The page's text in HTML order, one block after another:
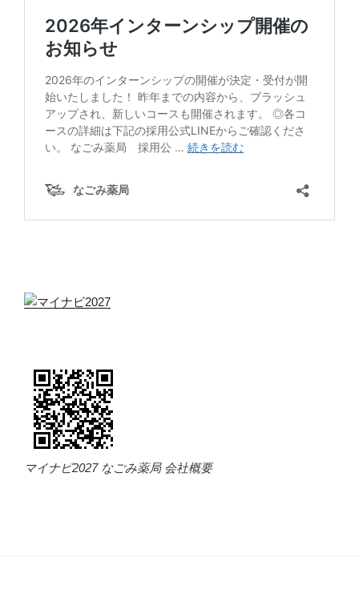
マイナビ2027 なごみ薬局 会社概要